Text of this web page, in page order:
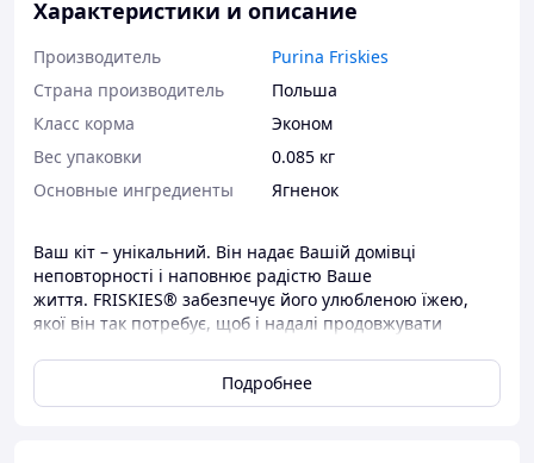
Характеристики и описание
Производитель
Purina Friskies
Страна производитель
Польша
Класс корма
Эконом
Вес упаковки
0.085 кг
Основные ингредиенты
Ягненок
Ваш кіт – унікальний. Він надає Вашій домівці
неповторності і наповнює радістю Ваше
життя. FRISKIES® забезпечує його улюбленою їжею,
якої він так потребує, щоб і надалі продовжувати
котів FRISKIES® - це смачні та поживні страви,
приготовані з відбірними якісними
Подробнее